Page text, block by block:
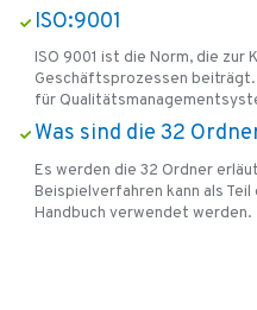
ISO:9001
ISO 9001 ist die Norm, die zur
Geschäftsprozessen beiträgt.
für
Was sind die 32
Es werden die 32 Ordner
Beispielverfahren kann als
Handbuch verwendet werden.